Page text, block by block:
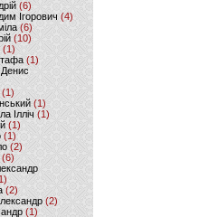
(6)
Ігорович (4)
(6)
(10)
(1)
(1)
(1)
(1)
Ілліч (1)
(1)
(1)
(2)
(6)
(2)
(2)
(1)